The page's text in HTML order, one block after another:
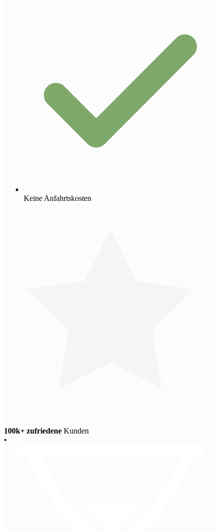
Keine Anfahrtskosten
100k+ zufriedene Kunden
•